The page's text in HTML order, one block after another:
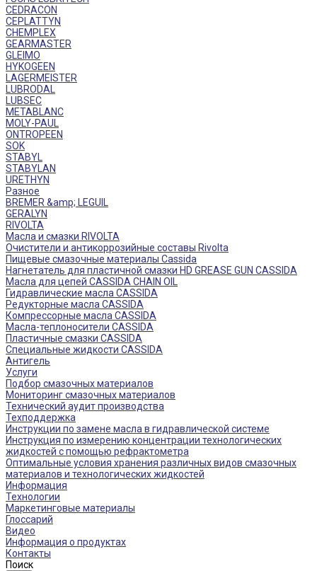
CEDRACON
CEPLATTYN
CHEMPLEX
GEARMASTER
GLEIMO
HYKOGEEN
LAGERMEISTER
LUBRODAL
LUBSEC
METABLANC
MOLY-PAUL
ONTROPEEN
SOK
STABYL
STABYLAN
URETHYN
Разное
BREMER &amp; LEGUIL
GERALYN
RIVOLTA
Масла и смазки RIVOLTA
Очистители и антикоррозийные составы Rivolta
Пищевые смазочные материалы Cassida
Нагнетатель для пластичной смазки HD GREASE GUN CASSIDA
Масла для цепей CASSIDA CHAIN OIL
Гидравлические масла CASSIDA
Редукторные масла CASSIDA
Компрессорные масла CASSIDA
Масла-теплоносители CASSIDA
Пластичные смазки CASSIDA
Специальные жидкости CASSIDA
Антигель
Услуги
Подбор смазочных материалов
Мониторинг смазочных материалов
Технический аудит производства
Техподдержка
Инструкции по замене масла в гидравлической системе
Инструкция по измерению концентрации технологических
жидкостей с помощью рефрактометра
Оптимальные условия хранения различных видов смазочных
материалов и технологических жидкостей
Информация
Технологии
Маркетинговые материалы
Глоссарий
Видео
Информация о продуктах
Контакты
Поиск